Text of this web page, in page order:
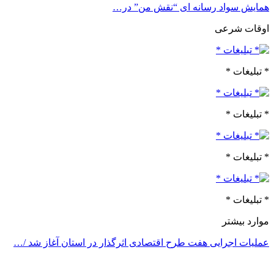
همایش سواد رسانه ای “نقش من” در…
اوقات شرعی
* تبلیغات *
* تبلیغات *
* تبلیغات *
* تبلیغات *
موارد بیشتر
عملیات اجرایی هفت طرح اقتصادی اثرگذار در استان آغاز شد /…